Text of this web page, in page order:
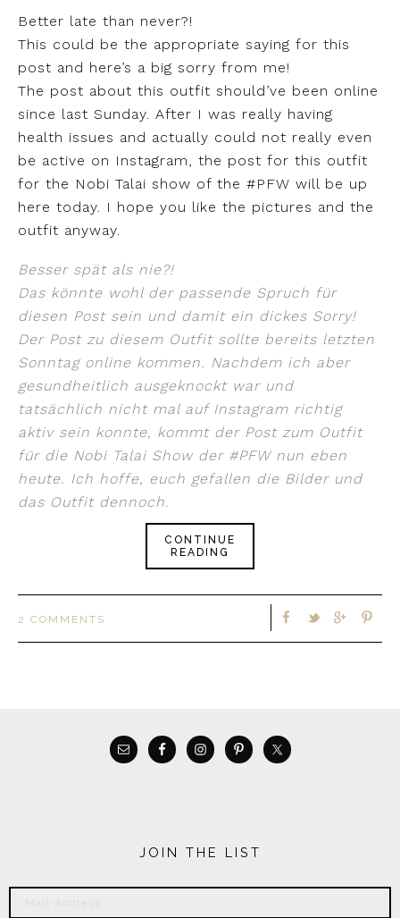
Better late than never?!
This could be the appropriate saying for this
post and here’s a big sorry from me!
The post about this outfit should’ve been online
since last Sunday. After I was really having
health issues and actually could not really even
be active on Instagram, the post for this outfit
for the Nobi Talai show of the #PFW will be up
here today. I hope you like the pictures and the
outfit anyway.
Besser spät als nie?!
Das könnte wohl der passende Spruch für
diesen Post sein und damit ein dickes Sorry!
Der Post zu diesem Outfit sollte bereits letzten
Sonntag online kommen. Nachdem ich aber
gesundheitlich ausgeknockt war und
tatsächlich nicht mal auf Instagram richtig
aktiv sein konnte, kommt der Post zum Outfit
für die Nobi Talai Show der #PFW nun eben
heute. Ich hoffe, euch gefallen die Bilder und
das Outfit dennoch.
CONTINUE
READING
2 COMMENTS
JOIN THE LIST